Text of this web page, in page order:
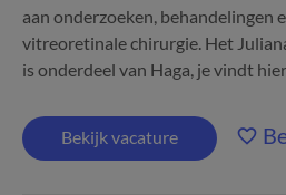
aan onderzoeken, behandelingen
vitreoretinale chirurgie. Het
is onderdeel van Haga, je vindt
Bekijk vacature